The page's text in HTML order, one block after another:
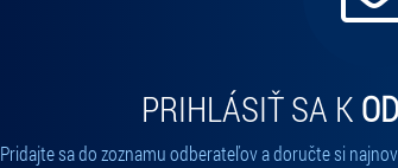
PRIHLÁSIŤ SA K
Pridajte sa do zoznamu odberateľov a doručte si